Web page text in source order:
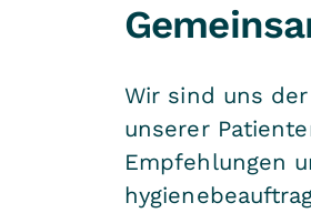
Wir sind uns
unserer
Empfehlungen